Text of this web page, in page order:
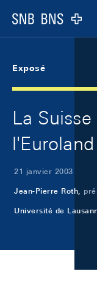
Logo
Exposé
La
l'Euroland
21 janvier 2003
Jean-Pierre Roth,
Université de